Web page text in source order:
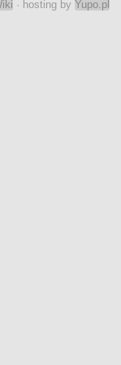
w Mławie
· hosting by Yupo.pl